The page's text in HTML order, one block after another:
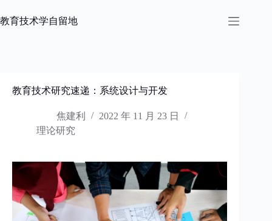
过
教育技术学自留地
教育技术研究速递：系统设计与开发
焦建利
2022 年 11 月 23 日
理论研究